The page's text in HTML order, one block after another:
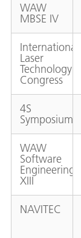
WAW
MBSE IV
International
Laser
Technology
Congress
4S
Symposium
WAW
Software
Engineering
XIII
NAVITEC